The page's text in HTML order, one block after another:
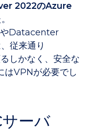
2022のAzure
Datacenter
従来通り
しかなく、安全な
はVPNが必要でし
ーバ